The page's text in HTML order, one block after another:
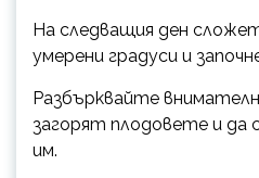
На следващия ден
умерени градуси и
Разбърквайте
загорят плодовете и да
им.